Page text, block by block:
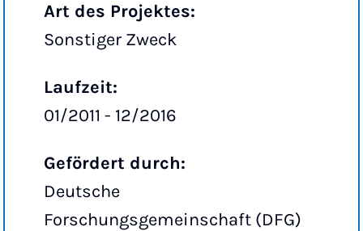
Art des Projektes:
Sonstiger Zweck
Laufzeit:
01/2011 - 12/2016
Gefördert durch:
Deutsche
Forschungsgemeinschaft (DFG)